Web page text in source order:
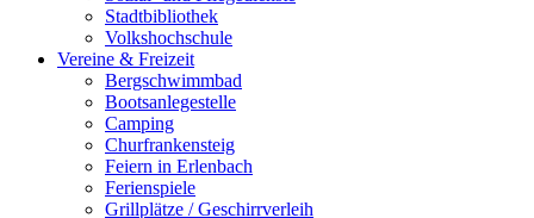
Stadtbibliothek
Volkshochschule
Vereine & Freizeit
Bergschwimmbad
Bootsanlegestelle
Camping
Churfrankensteig
Feiern in Erlenbach
Ferienspiele
Grillplätze / Geschirrverleih